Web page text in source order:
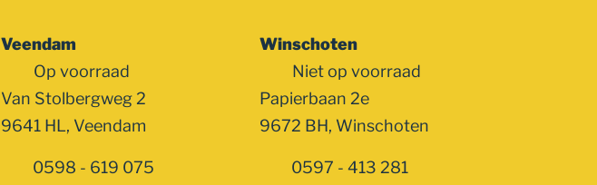
Veendam
Op voorraad
Van Stolbergweg 2
9641 HL, Veendam
0598 - 619 075
Winschoten
Niet op voorraad
Papierbaan 2e
9672 BH, Winschoten
0597 - 413 281